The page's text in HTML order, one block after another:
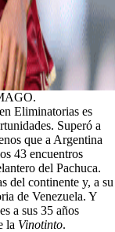
Eliminatorias es
Superó a
que a Argentina
43 encuentros
del Pachuca.
del continente y, a su
de Venezuela. Y
a sus 35 años
la Vinotinto.